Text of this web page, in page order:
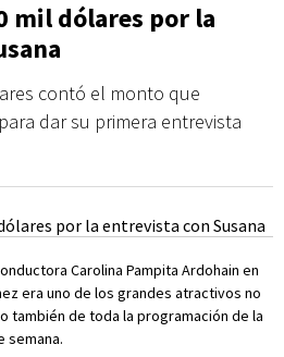
mil dólares por la
contó el monto que
dar su primera entrevista
Carolina Pampita Ardohain en
era uno de los grandes atractivos no
también de toda la programación de la
semana.